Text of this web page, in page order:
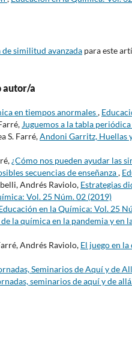
similitud avanzada para este
autor/a
en tiempos anormales,
Juguemos a la tabla periódica
S. Farré,Andoni Garritz, Huellas
¿Cómo nos pueden ayudar las
secuencias de enseñanza,
Andrés Raviolo, Estrategias
Vol. 25 Núm. 02 (2019)
en la Química: Vol. 25
de la química en la pandemia y en
Andrés Raviolo, El juego en
Seminarios de Aquí y de
seminarios de aquí y de